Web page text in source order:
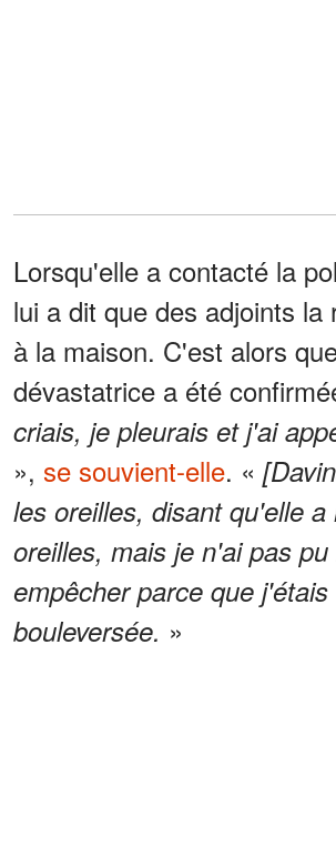
Lorsqu'elle a contacté la
lui a dit que des adjoints la
à la maison. C'est alors
dévastatrice a été
criais, je pleurais et j'ai
», se souvient-elle. «
les oreilles, disant qu'elle a
oreilles, mais je n'ai pas
empêcher parce que
bouleversée. »